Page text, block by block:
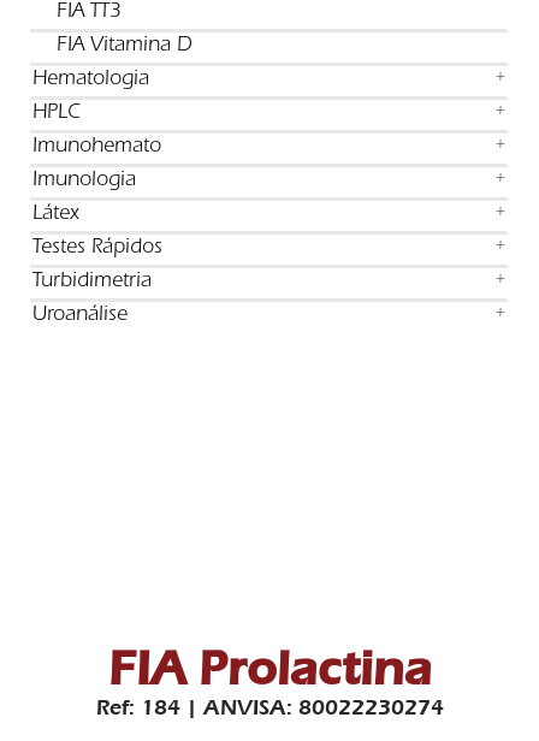
FIA TT3
FIA Vitamina D
Hematologia
+
HPLC +
Imunohemato +
Imunologia +
Látex +
Testes Rápidos +
Turbidimetria +
Uroanálise +
FIA Prolactina
Ref: 184 | ANVISA: 80022230274